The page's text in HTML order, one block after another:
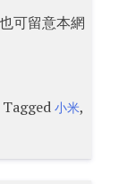
可留意本網
Tagged小米,